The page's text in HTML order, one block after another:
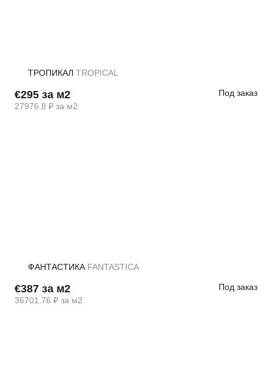
ТРОПИКАЛ TROPICAL
€295 за м2
27976.8 ₽ за м2
Под заказ
ФАНТАСТИКА FANTASTICA
€387 за м2
36701.76 ₽ за м2
Под заказ